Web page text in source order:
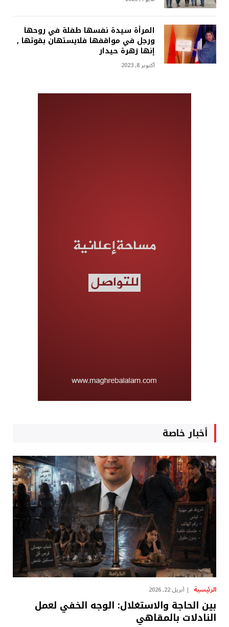
المرأة سيدة نفسها طفلة في روحها
ورجل في مواقفها فلايستهان بقوتها ,
إنها زهرة حيدار
أكتوبر 8, 2023
أخبار خاصة
الرئيسية أبريل 22, 2026
بين الحاجة والاستغلال: الوجه الخفي لعمل
النادلات بالمقاهي